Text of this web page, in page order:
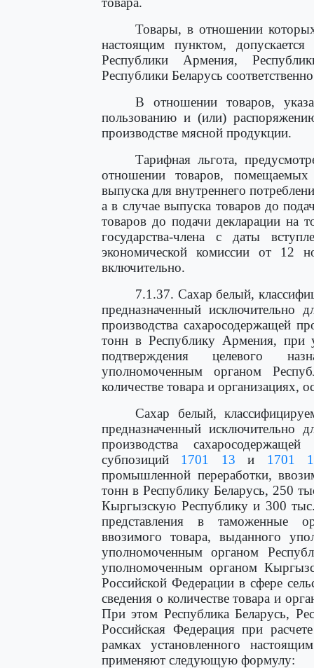
Товары, в отношении
настоящим пунктом, допускается
Республики Армения,
Республики Беларусь
В отношении товаров,
пользованию и (или)
производстве мясной продукции.
Тарифная льгота,
отношении товаров,
выпуска для внутреннего
а в случае выпуска товаров до
товаров до подачи декларации на
государства-члена с даты
экономической комиссии от
включительно.
7.1.37. Сахар белый,
предназначенный исключительно
производства сахаросодержащей
тонн в Республику Армения, при
подтверждения целевого
уполномоченным органом
количестве товара и организациях,
Сахар белый,
предназначенный исключительно
производства
субпозиций 1701 13 и 1701
промышленной переработки,
тонн в Республику Беларусь, 250
Кыргызскую Республику и 300
представления в таможенные
ввозимого товара, выданного
уполномоченным органом
уполномоченным органом
Российской Федерации в сфере
сведения о количестве товара и
При этом Республика Беларусь,
Российская Федерация при
рамках установленного
применяют следующую формулу: